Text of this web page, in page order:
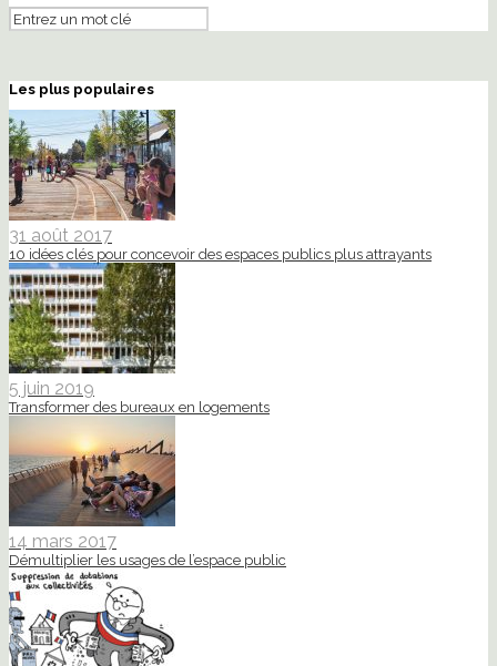
Les plus populaires
31 août 2017
10 idées clés pour concevoir des espaces publics plus attrayants
5 juin 2019
Transformer des bureaux en logements
14 mars 2017
Démultiplier les usages de l’espace public